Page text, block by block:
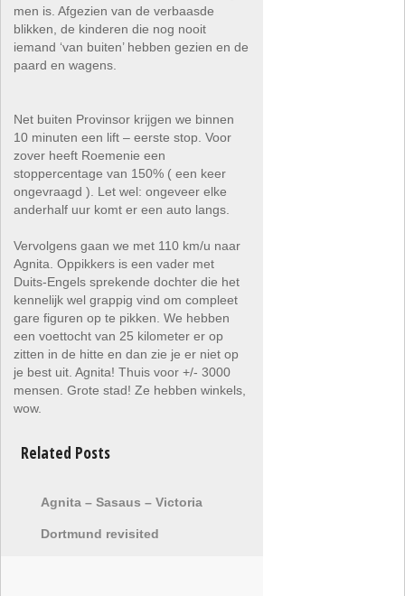
men is. Afgezien van de verbaasde
blikken, de kinderen die nog nooit
iemand ‘van buiten’ hebben gezien en de
paard en wagens.
Net buiten Provinsor krijgen we binnen
10 minuten een lift – eerste stop. Voor
zover heeft Roemenie een
stoppercentage van 150% ( een keer
ongevraagd ). Let wel: ongeveer elke
anderhalf uur komt er een auto langs.
Vervolgens gaan we met 110 km/u naar
Agnita. Oppikkers is een vader met
Duits-Engels sprekende dochter die het
kennelijk wel grappig vind om compleet
gare figuren op te pikken. We hebben
een voettocht van 25 kilometer er op
zitten in de hitte en dan zie je er niet op
je best uit. Agnita! Thuis voor +/- 3000
mensen. Grote stad! Ze hebben winkels,
wow.
Related Posts
Agnita – Sasaus – Victoria
Dortmund revisited